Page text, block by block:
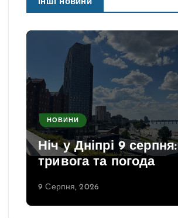
Інші новини
НОВИНИ
Ніч у Дніпрі 9 серпня:
тривога та погода
9 Серпня, 2026